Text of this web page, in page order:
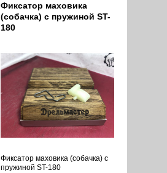
Фиксатор маховика
(собачка) с пружиной ST-
180
Фиксатор маховика (собачка) с
пружиной ST-180